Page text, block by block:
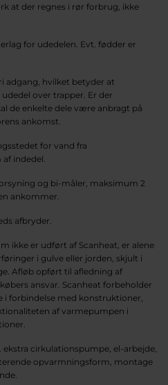
at der regnes i rør forbrug, ikke
for udedelen. Evt. fødder er
adgang, hvilket betyder at
over trapper. Er der
de enkelte dele være anbragt på
ankomst.
for vand fra
af indedel.
og bi-måler, maksimum 2
ankommer.
afbryder.
ikke er udført af Scanheat, er alene
i gulve eller jorden, skjult i
Afløb opført til afledning af
ansvar. Scanheat forbeholder
i forbindelse med konstruktioner,
af varmepumpen i
cirkulationspumpe, el-arbejde,
opvarmningsform, montage